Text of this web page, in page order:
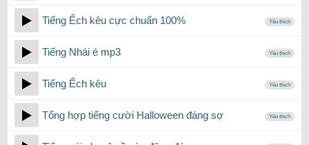
Tiếng Ếch kêu cực chuẩn 100% Yêu thích
Tiếng Nhái é mp3 Yêu thích
Tiếng Ếch kêu Yêu thích
Tổng hợp tiếng cười Halloween đáng sợ Yêu thích